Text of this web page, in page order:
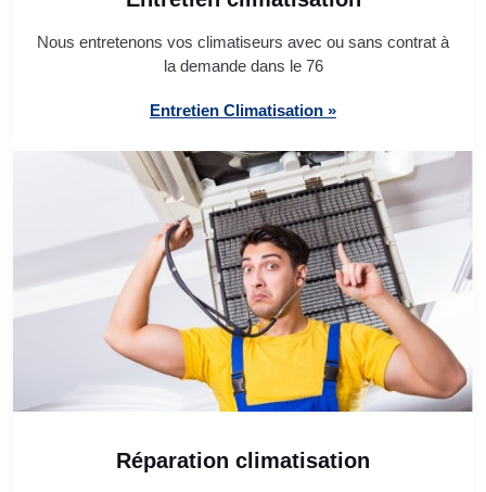
Nous entretenons vos climatiseurs avec ou sans contrat à
la demande dans le 76
Entretien Climatisation »
Réparation climatisation